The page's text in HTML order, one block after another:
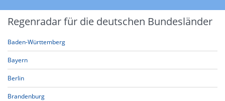
Regenradar für die deutschen Bundesländer
Baden-Württemberg
Bayern
Berlin
Brandenburg